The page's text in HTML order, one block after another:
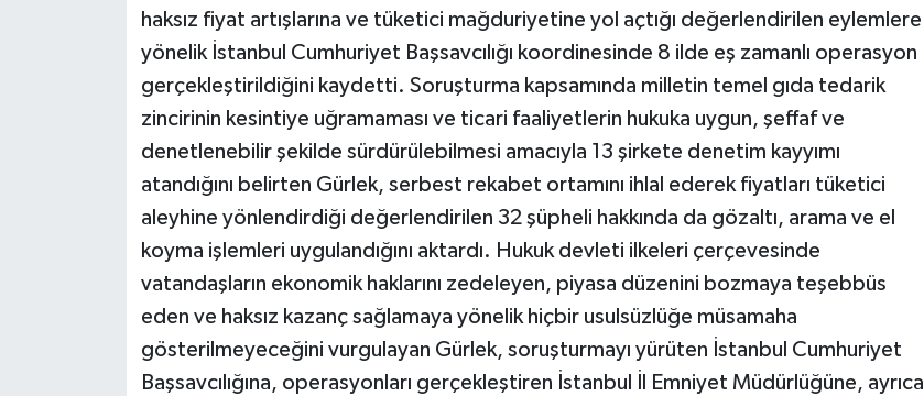
haksız fiyat artışlarına ve tüketici mağduriyetine yol açtığı değerlendirilen eylemlere
yönelik İstanbul Cumhuriyet Başsavcılığı koordinesinde 8 ilde eş zamanlı operasyon
gerçekleştirildiğini kaydetti. Soruşturma kapsamında milletin temel gıda tedarik
zincirinin kesintiye uğramaması ve ticari faaliyetlerin hukuka uygun, şeffaf ve
denetlenebilir şekilde sürdürülebilmesi amacıyla 13 şirkete denetim kayyımı
atandığını belirten Gürlek, serbest rekabet ortamını ihlal ederek fiyatları tüketici
aleyhine yönlendirdiği değerlendirilen 32 şüpheli hakkında da gözaltı, arama ve el
koyma işlemleri uygulandığını aktardı. Hukuk devleti ilkeleri çerçevesinde
vatandaşların ekonomik haklarını zedeleyen, piyasa düzenini bozmaya teşebbüs
eden ve haksız kazanç sağlamaya yönelik hiçbir usulsüzlüğe müsamaha
gösterilmeyeceğini vurgulayan Gürlek, soruşturmayı yürüten İstanbul Cumhuriyet
Başsavcılığına, operasyonları gerçekleştiren İstanbul İl Emniyet Müdürlüğüne, ayrıca